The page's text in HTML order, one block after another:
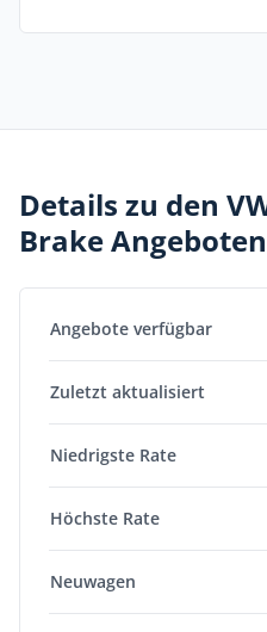
Details zu den
Brake Angeboten
Angebote verfügbar
Zuletzt aktualisiert
Niedrigste Rate
Höchste Rate
Neuwagen